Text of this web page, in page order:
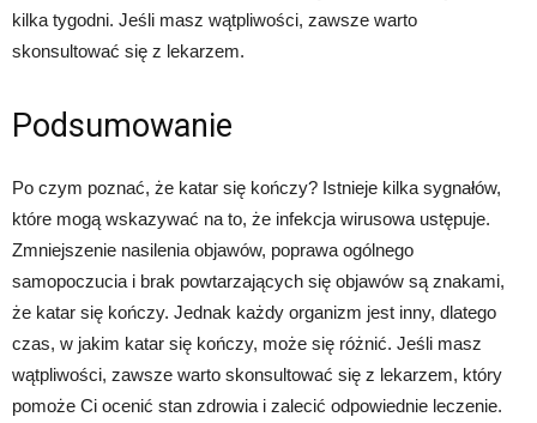
kilka tygodni. Jeśli masz wątpliwości, zawsze warto
skonsultować się z lekarzem.
Podsumowanie
Po czym poznać, że katar się kończy? Istnieje kilka sygnałów,
które mogą wskazywać na to, że infekcja wirusowa ustępuje.
Zmniejszenie nasilenia objawów, poprawa ogólnego
samopoczucia i brak powtarzających się objawów są znakami,
że katar się kończy. Jednak każdy organizm jest inny, dlatego
czas, w jakim katar się kończy, może się różnić. Jeśli masz
wątpliwości, zawsze warto skonsultować się z lekarzem, który
pomoże Ci ocenić stan zdrowia i zalecić odpowiednie leczenie.